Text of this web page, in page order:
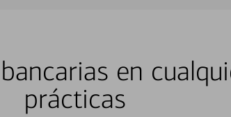
en
prácticas